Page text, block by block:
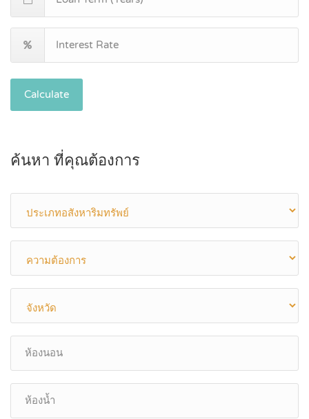
Calculate
ค้นหา ที่คุณต้องการ